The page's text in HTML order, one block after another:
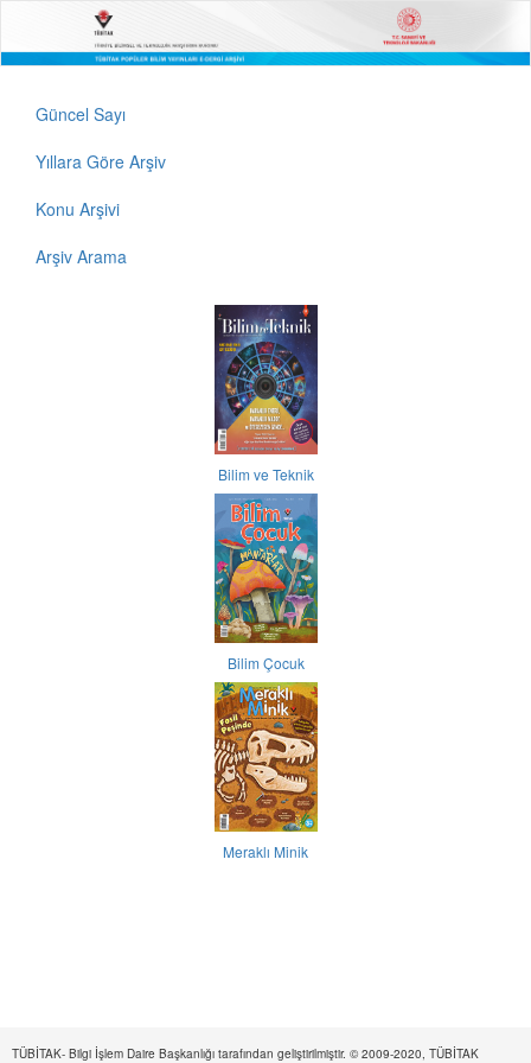
Güncel Sayı
Yıllara Göre Arşiv
Konu Arşivi
Arşiv Arama
Bilim ve Teknik
Bilim Çocuk
Meraklı Minik
TÜBİTAK- Bilgi İşlem Daire Başkanlığı tarafından geliştirilmiştir. © 2009-2020, TÜBİTAK